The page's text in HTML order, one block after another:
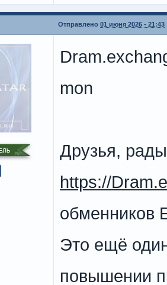
Отправлено 01 июня 2026 - 21:43
mon
Друзья,
https://
обменников
Это ещё
повышении